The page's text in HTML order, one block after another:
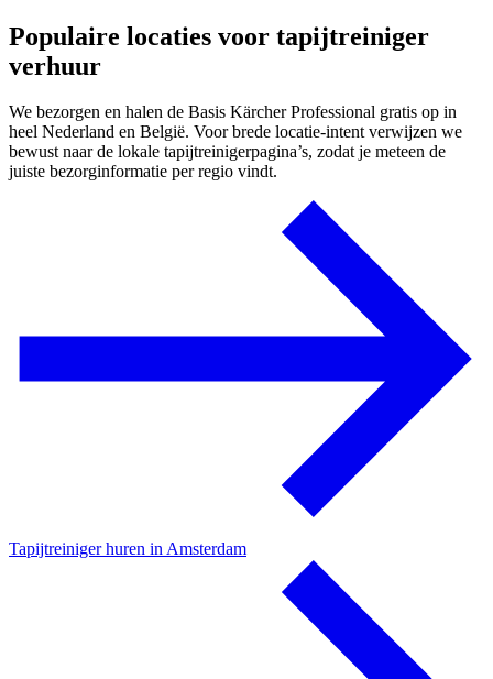
Populaire locaties voor tapijtreiniger
verhuur
We bezorgen en halen de Basis Kärcher Professional gratis op in
heel Nederland en België. Voor brede locatie-intent verwijzen we
bewust naar de lokale tapijtreinigerpagina’s, zodat je meteen de
juiste bezorginformatie per regio vindt.
Tapijtreiniger huren in Amsterdam